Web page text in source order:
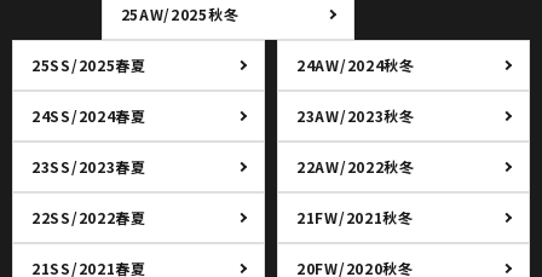
25AW/2025秋冬
25SS/2025春夏 24AW/2024秋冬
24SS/2024春夏 23AW/2023秋冬
23SS/2023春夏 22AW/2022秋冬
22SS/2022春夏 21FW/2021秋冬
21SS/2021春夏 20FW/2020秋冬